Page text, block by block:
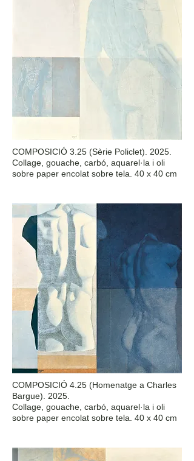
COMPOSICIÓ 3.25 (Sèrie Policlet). 2025.
Collage, gouache, carbó, aquarel·la i oli
sobre paper encolat sobre tela. 40 x 40 cm
COMPOSICIÓ 4.25 (Homenatge a Charles
Bargue). 2025.
Collage, gouache, carbó, aquarel·la i oli
sobre paper encolat sobre tela. 40 x 40 cm